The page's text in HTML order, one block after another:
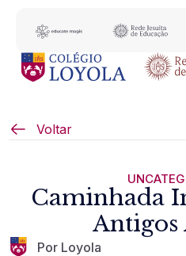
Voltar
Caminhada
Antigos
Por Loyola